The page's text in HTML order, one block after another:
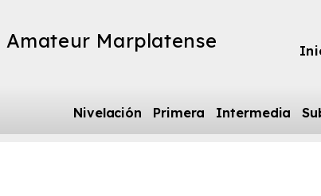
Marplatense
Nivelación Primera Intermedia